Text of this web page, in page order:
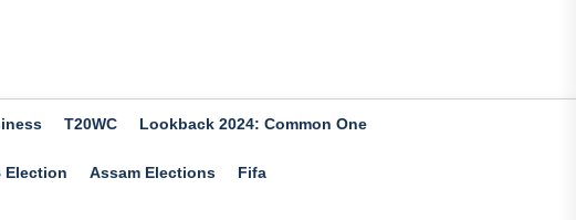
T20WC Lookback 2024: Common One
Election Assam Elections Fifa